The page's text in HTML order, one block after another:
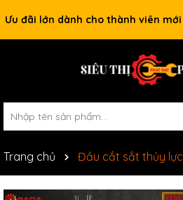
Ưu đãi lớn dành cho thành viên mới
Trang chủ Đầu cắt sắt thủy lực